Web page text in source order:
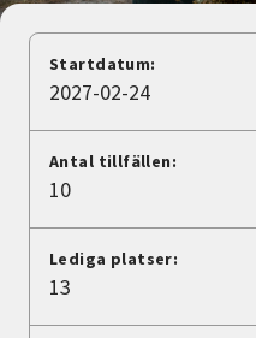
Nyheter
Avdelningar
Lyssna
Startdatum:
2027-02-24
Antal tillfällen:
10
Lediga platser:
13